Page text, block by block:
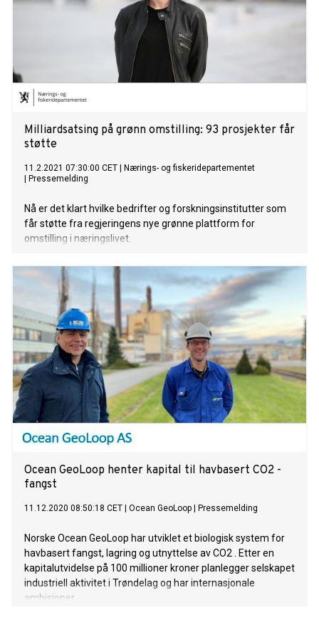
Milliardsatsing på grønn omstilling: 93 prosjekter får
støtte
11.2.2021 07:30:00 CET
Nærings- og fiskeridepartementet
Pressemelding
Nå er det klart hvilke bedrifter og forskningsinstitutter som
får støtte fra regjeringens nye grønne plattform for
omstilling i næringslivet.
Ocean GeoLoop henter kapital til havbasert CO2 -
fangst
11.12.2020 08:50:18 CET Ocean GeoLoop Pressemelding
Norske Ocean GeoLoop har utviklet et biologisk system for
havbasert fangst, lagring og utnyttelse av CO2 . Etter en
kapitalutvidelse på 100 millioner kroner planlegger selskapet
industriell aktivitet i Trøndelag og har internasjonale
ambisjoner.